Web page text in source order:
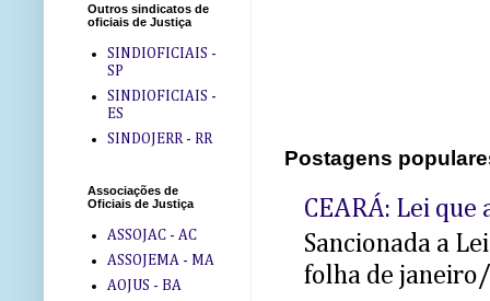
Postagens
CEARÁ: Lei
Sancionada a
folha de
Outros sindicatos de
oficiais de Justiça
SINDIOFICIAIS -
SP
SINDIOFICIAIS -
ES
SINDOJERR - RR
Associações de
Oficiais de Justiça
ASSOJAC - AC
ASSOJEMA - MA
AOJUS - BA